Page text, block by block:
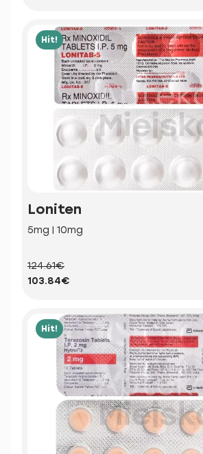
Hit!
Loniten
5mg | 10mg
124.61€
103.84€
Hit!